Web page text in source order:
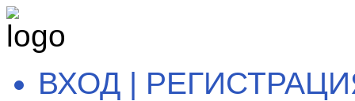
ВХОД |